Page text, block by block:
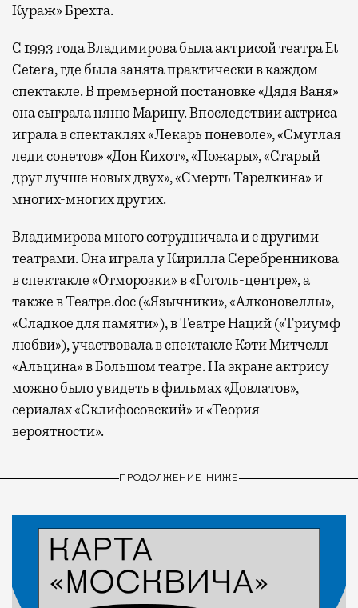
Кураж» Брехта.
С 1993 года Владимирова была актрисой театра Et
Cetera, где была занята практически в каждом
спектакле. В премьерной постановке «Дядя Ваня»
она сыграла няню Марину. Впоследствии актриса
играла в спектаклях «Лекарь поневоле», «Смуглая
леди сонетов» «Дон Кихот», «Пожары», «Старый
друг лучше новых двух», «Смерть Тарелкина» и
многих-многих других.
Владимирова много сотрудничала и с другими
театрами. Она играла у Кирилла Серебренникова
в спектакле «Отморозки» в «Гоголь-центре», а
также в Театре.doc («Язычники», «Алконовеллы»,
«Сладкое для памяти»), в Театре Наций («Триумф
любви»), участвовала в спектакле Кэти Митчелл
«Альцина» в Большом театре. На экране актрису
можно было увидеть в фильмах «Довлатов»,
сериалах «Склифосовский» и «Теория
вероятности».
ПРОДОЛЖЕНИЕ НИЖЕ